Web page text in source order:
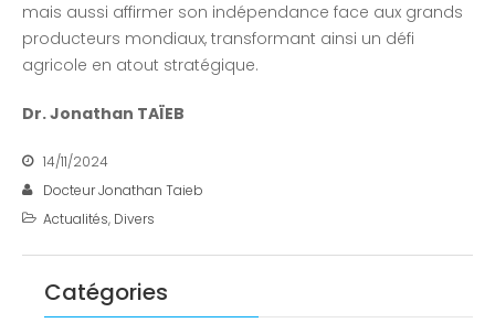
mais aussi affirmer son indépendance face aux grands
producteurs mondiaux, transformant ainsi un défi
agricole en atout stratégique.
Dr. Jonathan TAÏEB
14/11/2024
Docteur Jonathan Taieb
Actualités, Divers
Catégories